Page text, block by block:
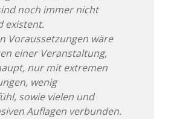
2024
noch immer nicht
existent.
Voraussetzungen wäre
einer Veranstaltung,
nur mit extremen
wenig
sowie vielen und
Auflagen verbunden.